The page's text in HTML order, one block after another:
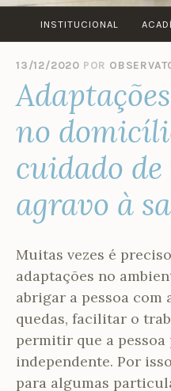
INSTITUCIONAL
13/12/2020 POR
no
cuidado de
agravo à
Muitas vezes é
adaptações no
abrigar a pessoa com
quedas, facilitar o
permitir que a pessoa
independente. Por
para algumas